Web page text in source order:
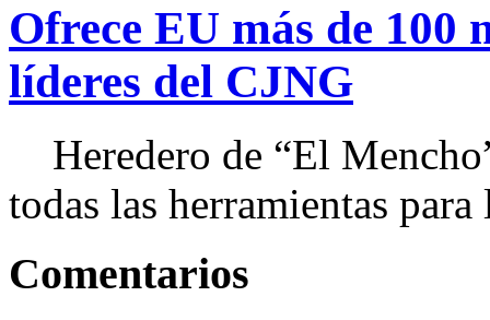
Ofrece EU más de 100
líderes del CJNG
Heredero de “El
todas las herramientas
Comentarios